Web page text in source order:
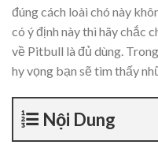
đúng cách loài chó này
có ý định này thì hãy chắc
về Pitbull là đủ dùng.
hy vọng bạn sẽ tìm thấy
Nội Dung